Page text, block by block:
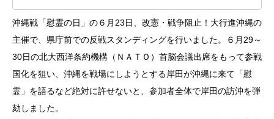
沖縄戦「慰霊の日」の６月23日、改憲・戦争阻止！大行進沖縄の
主催で、県庁前での反戦スタンディングを行いました。６月29～
30日の北大西洋条約機構（ＮＡＴＯ）首脳会議出席をもって参戦
国化を狙い、沖縄を戦場にしようとする岸田が沖縄に来て「慰
霊」を語るなど絶対に許せないと、参加者全体で岸田の訪沖を弾
劾しました。